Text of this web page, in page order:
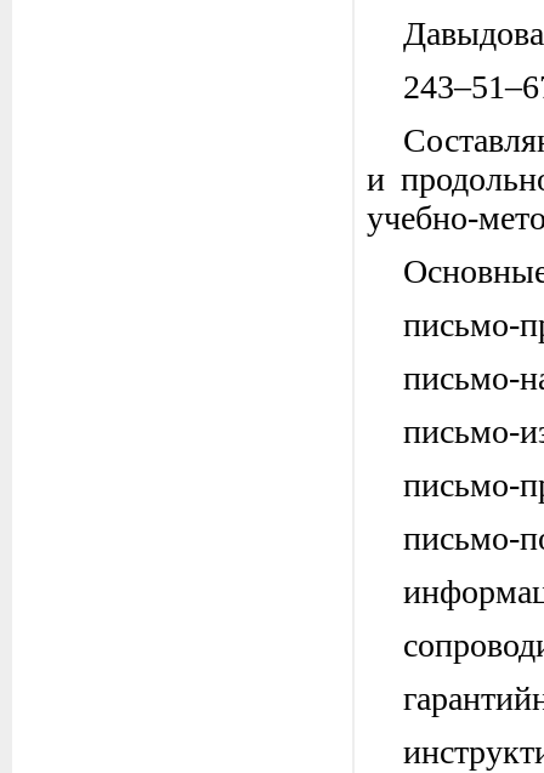
и
учебно-
письмо-
письмо-
письмо-
письмо-
письмо-